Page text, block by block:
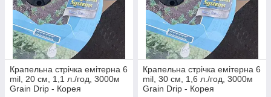
Крапельна стрічка емітерна 6
mil, 20 см, 1,1 л./год, 3000м
Grain Drip - Корея
Крапельна стрічка емітерна 6
mil, 30 см, 1,6 л./год, 3000м
Grain Drip - Корея